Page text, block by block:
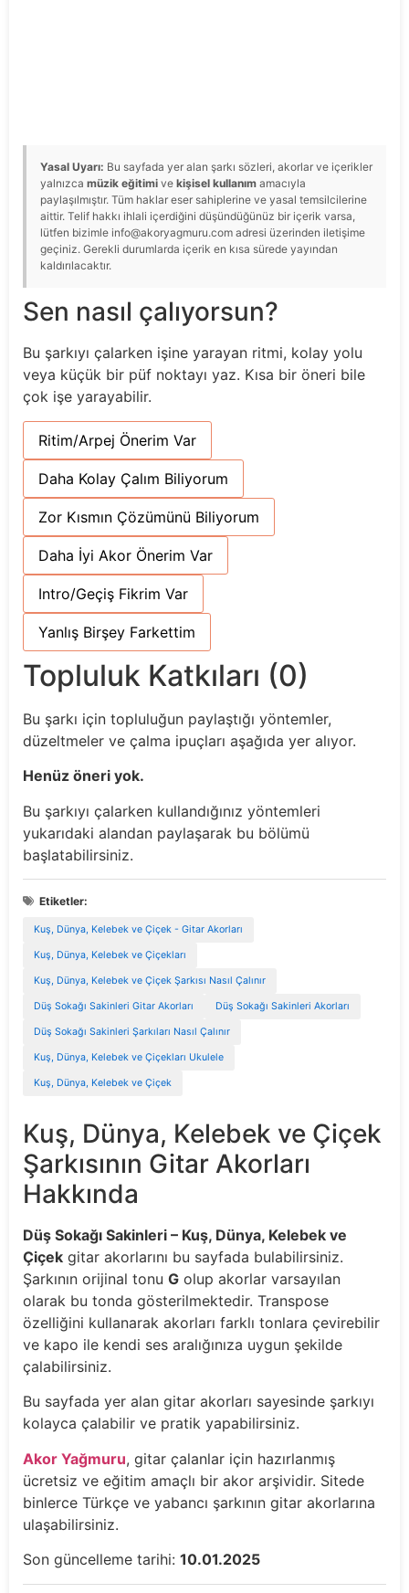
Yasal Uyarı: Bu sayfada yer alan şarkı sözleri, akorlar ve içerikler
yalnızca müzik eğitimi ve kişisel kullanım amacıyla
paylaşılmıştır. Tüm haklar eser sahiplerine ve yasal temsilcilerine
aittir. Telif hakkı ihlali içerdiğini düşündüğünüz bir içerik varsa,
lütfen bizimle info@akoryagmuru.com adresi üzerinden iletişime
geçiniz. Gerekli durumlarda içerik en kısa sürede yayından
kaldırılacaktır.
Sen nasıl çalıyorsun?
Bu şarkıyı çalarken işine yarayan ritmi, kolay yolu
veya küçük bir püf noktayı yaz. Kısa bir öneri bile
çok işe yarayabilir.
Ritim/Arpej Önerim Var
Daha Kolay Çalım Biliyorum
Zor Kısmın Çözümünü Biliyorum
Daha İyi Akor Önerim Var
Intro/Geçiş Fikrim Var
Yanlış Birşey Farkettim
Topluluk Katkıları (0)
Bu şarkı için topluluğun paylaştığı yöntemler,
düzeltmeler ve çalma ipuçları aşağıda yer alıyor.
Henüz öneri yok.
Bu şarkıyı çalarken kullandığınız yöntemleri
yukarıdaki alandan paylaşarak bu bölümü
başlatabilirsiniz.
Etiketler:
Kuş, Dünya, Kelebek ve Çiçek - Gitar Akorları
Kuş, Dünya, Kelebek ve Çiçekları
Kuş, Dünya, Kelebek ve Çiçek Şarkısı Nasıl Çalınır
Düş Sokağı Sakinleri Gitar Akorları Düş Sokağı Sakinleri Akorları
Düş Sokağı Sakinleri Şarkıları Nasıl Çalınır
Kuş, Dünya, Kelebek ve Çiçekları Ukulele
Kuş, Dünya, Kelebek ve Çiçek
Kuş, Dünya, Kelebek ve Çiçek
Şarkısının Gitar Akorları
Hakkında
Düş Sokağı Sakinleri – Kuş, Dünya, Kelebek ve
Çiçek gitar akorlarını bu sayfada bulabilirsiniz.
Şarkının orijinal tonu G olup akorlar varsayılan
olarak bu tonda gösterilmektedir. Transpose
özelliğini kullanarak akorları farklı tonlara çevirebilir
ve kapo ile kendi ses aralığınıza uygun şekilde
çalabilirsiniz.
Bu sayfada yer alan gitar akorları sayesinde şarkıyı
kolayca çalabilir ve pratik yapabilirsiniz.
Akor Yağmuru, gitar çalanlar için hazırlanmış
ücretsiz ve eğitim amaçlı bir akor arşividir. Sitede
binlerce Türkçe ve yabancı şarkının gitar akorlarına
ulaşabilirsiniz.
Son güncelleme tarihi: 10.01.2025